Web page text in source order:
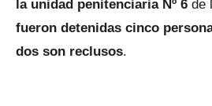
la unidad penitenciaria Nº 6 de
fueron detenidas cinco
dos son reclusos.